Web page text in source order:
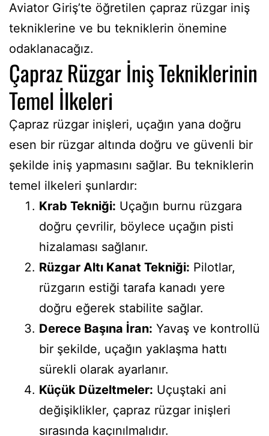
Aviator Giriş’te öğretilen çapraz rüzgar iniş
tekniklerine ve bu tekniklerin önemine
odaklanacağız.
Çapraz Rüzgar İniş Tekniklerinin
Temel İlkeleri
Çapraz rüzgar inişleri, uçağın yana doğru
esen bir rüzgar altında doğru ve güvenli bir
şekilde iniş yapmasını sağlar. Bu tekniklerin
temel ilkeleri şunlardır:
Krab Tekniği: Uçağın burnu rüzgara
doğru çevrilir, böylece uçağın pisti
hizalaması sağlanır.
Rüzgar Altı Kanat Tekniği: Pilotlar,
rüzgarın estiği tarafa kanadı yere
doğru eğerek stabilite sağlar.
Derece Başına İran: Yavaş ve kontrollü
bir şekilde, uçağın yaklaşma hattı
sürekli olarak ayarlanır.
Küçük Düzeltmeler: Uçuştaki ani
değişiklikler, çapraz rüzgar inişleri
sırasında kaçınılmalıdır.